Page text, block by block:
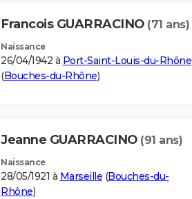
Francois GUARRACINO (71 ans)
Naissance
26/04/1942 à Port-Saint-Louis-du-Rhône
(Bouches-du-Rhône)
Jeanne GUARRACINO (91 ans)
Naissance
28/05/1921 à Marseille (Bouches-du-
Rhône)